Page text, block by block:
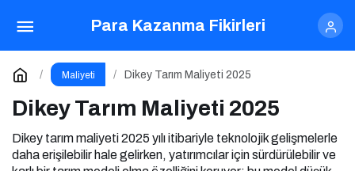
Para Kazanma Fikirleri
Maliyeti Dikey Tarım Maliyeti 2025
Dikey Tarım Maliyeti 2025
Dikey tarım maliyeti 2025 yılı itibariyle teknolojik gelişmelerle
daha erişilebilir hale gelirken, yatırımcılar için sürdürülebilir ve
Dikey Tarım Maliyeti 2025 Yorum Yap